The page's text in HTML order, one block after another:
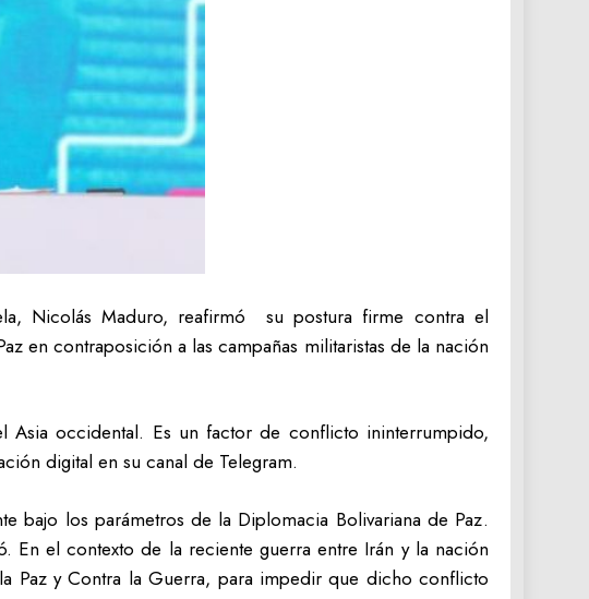
Nicolás Maduro, reafirmó su postura firme contra el
en contraposición a las campañas militaristas de la nación
occidental. Es un factor de conflicto ininterrumpido,
digital en su canal de Telegram.
bajo los parámetros de la Diplomacia Bolivariana de Paz.
En el contexto de la reciente guerra entre Irán y la nación
Paz y Contra la Guerra, para impedir que dicho conflicto